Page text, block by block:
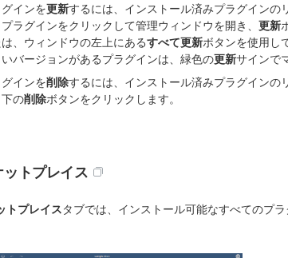
インを更新するには、インストール済みプラグインの
ラグインをクリックして管理ウィンドウを開き、 更新
、ウィンドウの左上にあるすべて更新ボタンを使用し
バージョンがあるプラグインは、緑色の更新サインで
インを削除するには、インストール済みプラグインの
下の削除ボタンをクリックします。
ットプレイス
トプレイスタブでは、インストール可能なすべてのプ